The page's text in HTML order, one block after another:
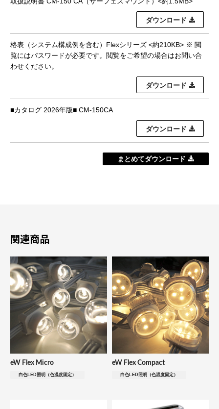
ダウンロード
格表（システム構成例を含む）Flexシリーズ <約210KB> ※ 閲
覧にはパスワードが必要です。閲覧をご希望の場合はお問い合
わせください。
ダウンロード
■カタログ 2026年版■ CM-150CA
ダウンロード
まとめてダウンロード
関連商品
eW Flex Micro
白色LED照明（色温度固定）
eW Flex Compact
白色LED照明（色温度固定）